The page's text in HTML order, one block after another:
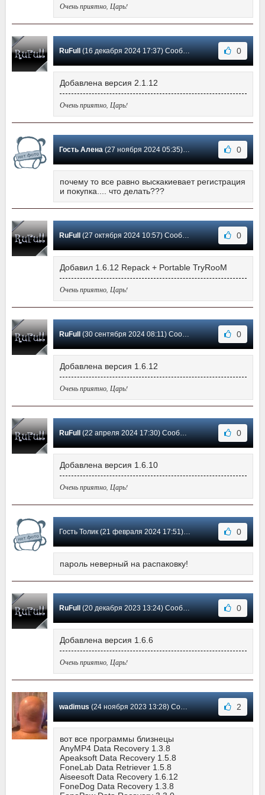
Очень приятно, Царь!
RuFull (16 декабря 2024 17:37) Сообщение #33 0
Добавлена версия 2.1.12
Очень приятно, Царь!
Гость Алена(27 ноября 2024 05:35) Сообщение #32 0
почему то все равно выскакиевает регистрация
и покупка.... что делать???
RuFull (27 октября 2024 10:57) Сообщение #31 0
Добавил 1.6.12 Repack + Portable TryRooM
Очень приятно, Царь!
RuFull (30 сентября 2024 08:11) Сообщение #30 0
Добавлена версия 1.6.12
Очень приятно, Царь!
RuFull (22 апреля 2024 17:30) Сообщение #29 0
Добавлена версия 1.6.10
Очень приятно, Царь!
Гость Толик (21 февраля 2024 17:51) Сообщение #28 0
пароль неверный на распаковку!
RuFull (20 декабря 2023 13:24) Сообщение #27 0
Добавлена версия 1.6.6
Очень приятно, Царь!
wadimus(24 ноября 2023 13:28) Сообщение #26 2
вот все программы близнецы
AnyMP4 Data Recovery 1.3.8
Apeaksoft Data Recovery 1.5.8
FoneLab Data Retriever 1.5.8
Aiseesoft Data Recovery 1.6.12
FoneDog Data Recovery 1.3.8